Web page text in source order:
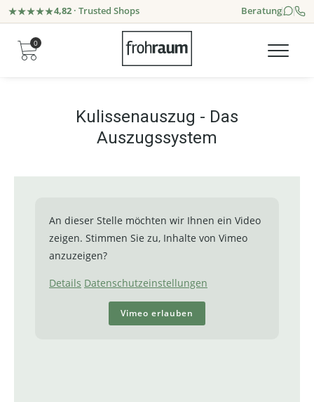
4,82 · Trusted Shops Beratung
0
Kulissenauszug - Das
Auszugssystem
An dieser Stelle möchten wir Ihnen ein Video
zeigen. Stimmen Sie zu, Inhalte von Vimeo
anzuzeigen?
Details Datenschutzeinstellungen
Vimeo erlauben